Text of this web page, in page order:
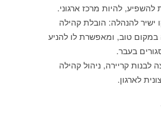
להשפיע, להיות מרכז ארגוני.
ישיר להנהלה: הובלת קהילה
טוב, ומאפשרת לו להניע
בעבר.
לבנות קריירה, ניהול קהילה
לארגון.